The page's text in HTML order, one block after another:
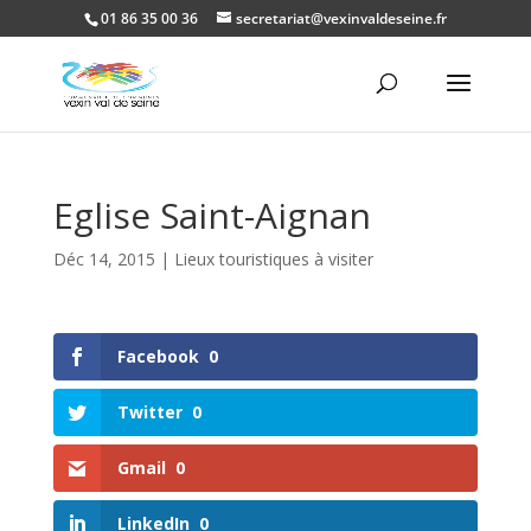
01 86 35 00 36 secretariat@vexinvaldeseine.fr
Eglise Saint-Aignan
Déc 14, 2015 | Lieux touristiques à visiter
Facebook 0
Twitter 0
Gmail 0
LinkedIn 0